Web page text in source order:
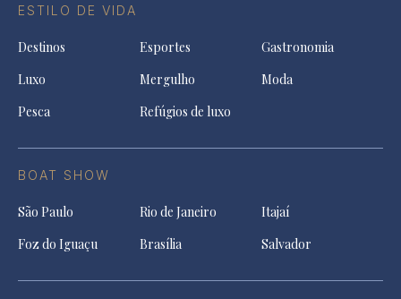
ESTILO DE VIDA
Destinos Esportes
Gastronomia
Luxo
Mergulho
Moda
Pesca
Refúgios de luxo
BOAT SHOW
São Paulo Rio de Janeiro
Itajaí
Foz do Iguaçu
Brasília Salvador